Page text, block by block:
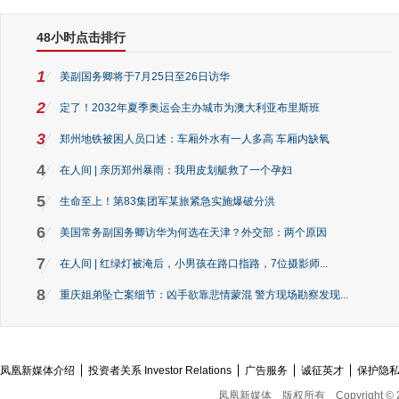
48小时点击排行
1 美副国务卿将于7月25日至26日访华
2 定了！2032年夏季奥运会主办城市为澳大利亚布里斯班
3 郑州地铁被困人员口述：车厢外水有一人多高 车厢内缺氧
4 在人间 | 亲历郑州暴雨：我用皮划艇救了一个孕妇
5 生命至上！第83集团军某旅紧急实施爆破分洪
6 美国常务副国务卿访华为何选在天津？外交部：两个原因
7 在人间 | 红绿灯被淹后，小男孩在路口指路，7位摄影师...
8 重庆姐弟坠亡案细节：凶手欲靠悲情蒙混 警方现场勘察发现...
凤凰新媒体介绍 投资者关系 Investor Relations 广告服务 诚征英才
保护隐
凤凰新媒体
版权所有 Copyright ©